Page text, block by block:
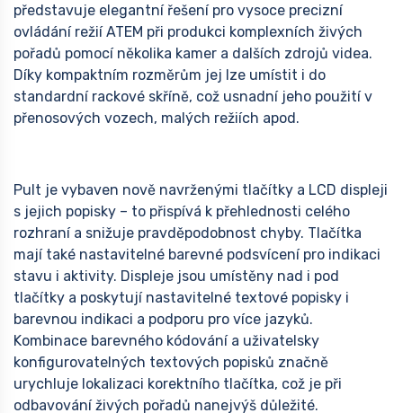
představuje elegantní řešení pro vysoce precizní
ovládání režií ATEM při produkci komplexních živých
pořadů pomocí několika kamer a dalších zdrojů videa.
Díky kompaktním rozměrům jej lze umístit i do
standardní rackové skříně, což usnadní jeho použití v
přenosových vozech, malých režiích apod.
Pult je vybaven nově navrženými tlačítky a LCD displeji
s jejich popisky – to přispívá k přehlednosti celého
rozhraní a snižuje pravděpodobnost chyby. Tlačítka
mají také nastavitelné barevné podsvícení pro indikaci
stavu i aktivity. Displeje jsou umístěny nad i pod
tlačítky a poskytují nastavitelné textové popisky i
barevnou indikaci a podporu pro více jazyků.
Kombinace barevného kódování a uživatelsky
konfigurovatelných textových popisků značně
urychluje lokalizaci korektního tlačítka, což je při
odbavování živých pořadů nanejvýš důležité.